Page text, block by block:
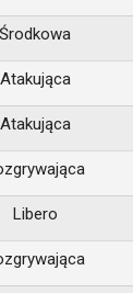
Środkowa
Atakująca
Atakująca
Libero